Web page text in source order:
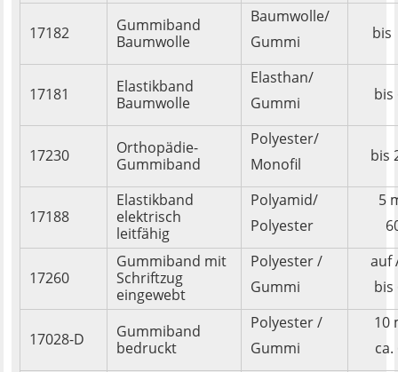
17182
Gummiband
Baumwolle
Baumwolle/
Gummi
bis
17181
Elastikband
Baumwolle
Elasthan/
Gummi
bis
17230
Orthopädie-
Gummiband
Polyester/
Monofil
bis
17188
Elastikband
elektrisch
leitfähig
Polyamid/
Polyester
5
17260
Gummiband mit
Schriftzug
eingewebt
Polyester /
Gummi
auf
bis
17028-D
Gummiband
bedruckt
Polyester /
Gummi
10